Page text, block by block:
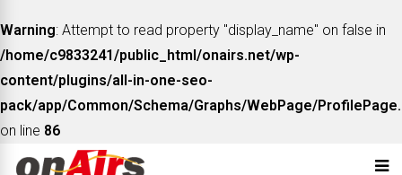
Warning: Attempt to read property "display_name" on false in
/home/c9833241/public_html/onairs.net/wp-
content/plugins/all-in-one-seo-
pack/app/Common/Schema/Graphs/WebPage/
on line 86